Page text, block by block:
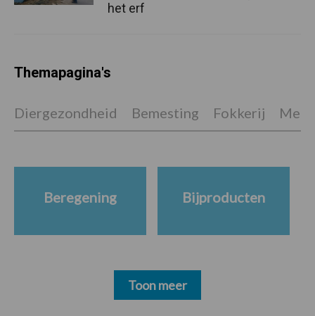
het erf
Themapagina's
Diergezondheid Bemesting Fokkerij
Beregening Bijproducten
Toon meer